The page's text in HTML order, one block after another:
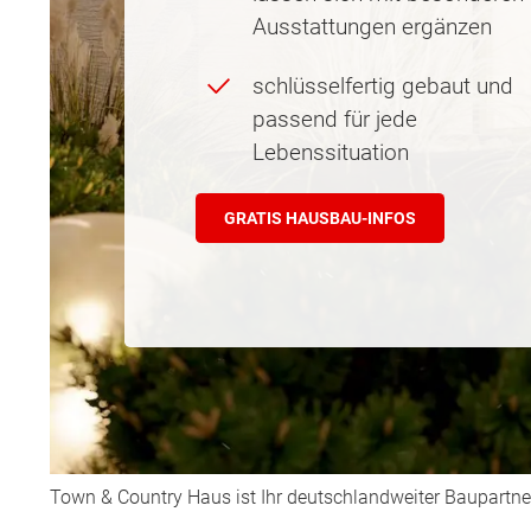
Town & Country Haus ist Ihr deutschlandweiter
Ausstattungen ergänzen
schlüsselfertig gebaut und
passend für jede
Lebenssituation
GRATIS HAUSBAU-INFOS